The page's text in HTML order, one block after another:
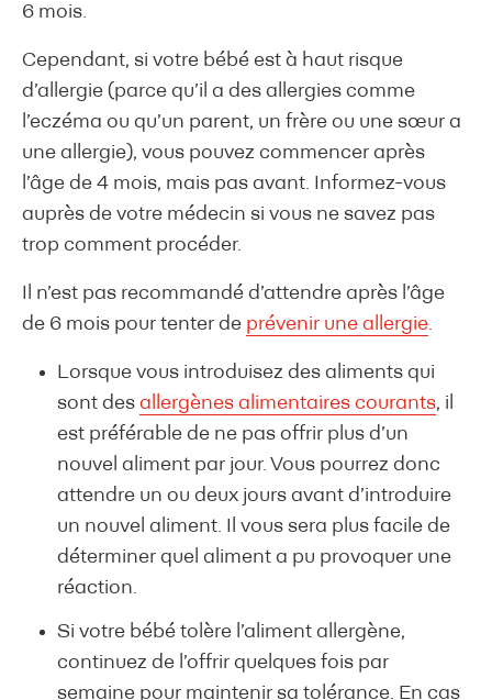
6 mois.
Cependant, si votre bébé est à haut risque
d’allergie (parce qu’il a des allergies comme
l’eczéma ou qu’un parent, un frère ou une sœur a
une allergie), vous pouvez commencer après
l’âge de 4 mois, mais pas avant. Informez-vous
auprès de votre médecin si vous ne savez pas
trop comment procéder.
Il n’est pas recommandé d’attendre après l’âge
de 6 mois pour tenter de prévenir une allergie.
Lorsque vous introduisez des aliments qui
sont des allergènes alimentaires courants, il
est préférable de ne pas offrir plus d’un
nouvel aliment par jour. Vous pourrez donc
attendre un ou deux jours avant d’introduire
un nouvel aliment. Il vous sera plus facile de
déterminer quel aliment a pu provoquer une
réaction.
Si votre bébé tolère l’aliment allergène,
continuez de l’offrir quelques fois par
semaine pour maintenir sa tolérance. En cas